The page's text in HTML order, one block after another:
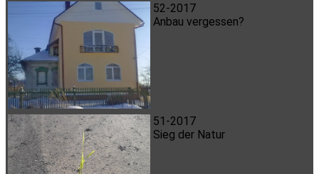
52-2017
Anbau vergessen?
51-2017
Sieg der Natur